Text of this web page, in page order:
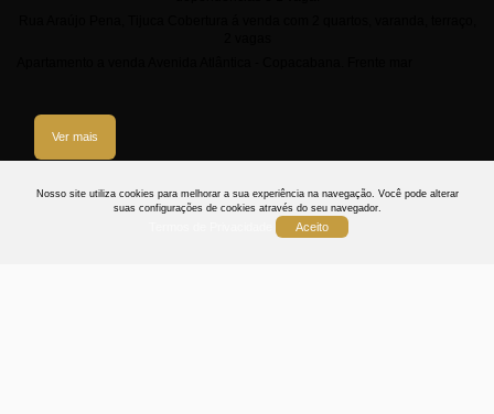
3
Nosso site utiliza cookies para melhorar a sua experiência na navegação. Você pode alterar
suas configurações de cookies através do seu navegador.
Aceito
Ver mais